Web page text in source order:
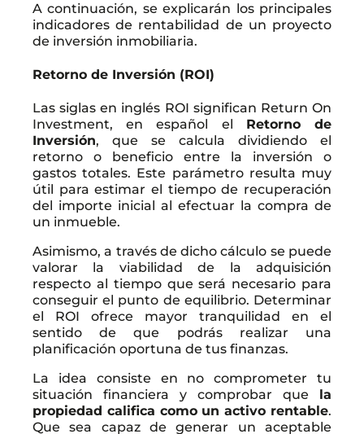
A continuación, se explicarán los principales
indicadores de rentabilidad de un proyecto
de inversión inmobiliaria.
Retorno de Inversión (ROI)
Las siglas en inglés ROI significan Return On
Investment, en español el Retorno de
Inversión, que se calcula dividiendo el
retorno o beneficio entre la inversión o
gastos totales. Este parámetro resulta muy
útil para estimar el tiempo de recuperación
del importe inicial al efectuar la compra de
un inmueble.
Asimismo, a través de dicho cálculo se puede
valorar la viabilidad de la adquisición
respecto al tiempo que será necesario para
conseguir el punto de equilibrio. Determinar
el ROI ofrece mayor tranquilidad en el
sentido de que podrás realizar una
planificación oportuna de tus finanzas.
La idea consiste en no comprometer tu
situación financiera y comprobar que la
propiedad califica como un activo rentable.
Que sea capaz de generar un aceptable